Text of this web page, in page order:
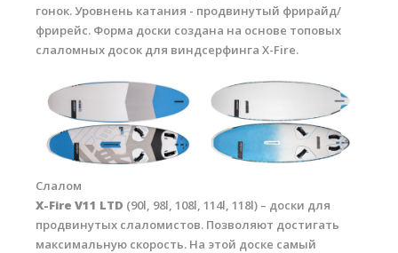
гонок. Уровнень катания - продвинутый фрирайд/
фрирейс. Форма доски создана на основе топовых
слаломных досок для виндсерфинга X-Fire.
Слалом
X-Fire V11 LTD (90l, 98l, 108l, 114l, 118l) – доски для
продвинутых слаломистов. Позволяют достигать
максимальную скорость. На этой доске самый